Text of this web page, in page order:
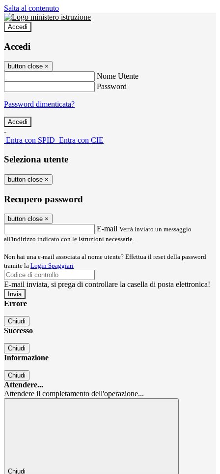
Salta al contenuto
Accedi
Accedi
button close ×
Nome Utente
Password
Password dimenticata?
-
Entra con SPID Entra con CIE
Seleziona utente
button close ×
Recupero password
button close ×
E-mail Verrà inviato un messaggio
all'indirizzo indicato con le istruzioni necessarie.
Non hai una e-mail associata al nome utente? Effettua il reset della password
tramite la Login Spaggiari
E-mail inviata, si prega di controllare la casella di posta elettronica!
Errore
Chiudi
Successo
Chiudi
Informazione
Chiudi
Attendere...
Attendere il completamento dell'operazione...
Chiudi